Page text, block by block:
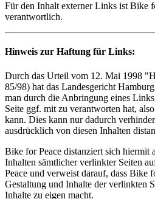
Für den Inhalt externer Links ist Bike
verantwortlich.
Hinweis zur Haftung für Links:
Durch das Urteil vom 12. Mai 1998
85/98) hat das Landesgericht
man durch die Anbringung eines
Seite ggf. mit zu verantworten hat,
kann. Dies kann nur dadurch
ausdrücklich von diesen Inhalten
Bike for Peace distanziert sich hiermit
Inhalten sämtlicher verlinkter Seiten
Peace und verweist darauf, dass Bike
Gestaltung und Inhalte der verlinkten
Inhalte zu eigen macht.